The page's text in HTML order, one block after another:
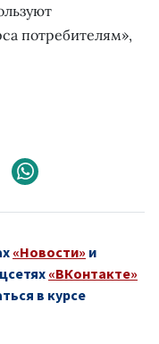
потребителям»,
«Новости» и
«ВКонтакте»
в курсе